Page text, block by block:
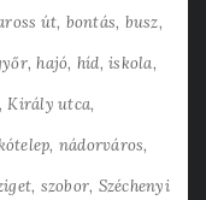
út bontás busz
hajó híd iskola
Király utca
nádorváros
szobor Széchenyi